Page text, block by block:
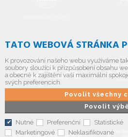
TATO WEBOVÁ STRÁNKA
K provozování našeho webu využíváme
soubory sloužící k přizpůsobení obsahu
a obecně k zajištění vaší maximální
svých preferencích.
Povolit
Povolit všechny
Nutné Preferenční
Statistické
Marketingové
Neklasifikované